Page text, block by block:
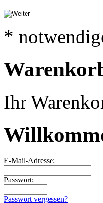
*
Ihr
E-Mail-Adresse:
Passwort:
Passwort vergessen?